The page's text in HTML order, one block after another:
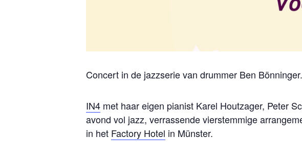
Concert in de jazzserie van drummer Ben Bönninger.
IN4 met haar eigen pianist Karel Houtzager, Peter
avond vol jazz, verrassende vierstemmige
in het Factory Hotel in Münster.